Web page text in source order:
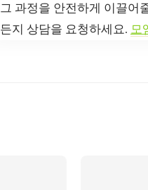
그 과정을 안전하게 이끌어
든지 상담을 요청하세요. 모